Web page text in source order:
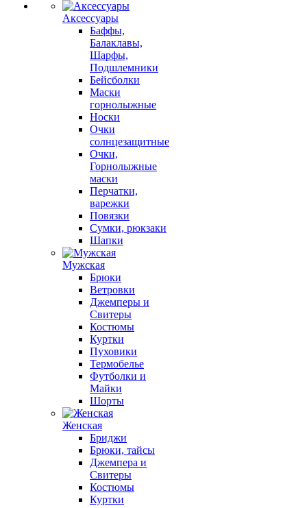
Аксессуары
Баффы,
Балаклавы,
Шарфы,
Подшлемники
Бейсболки
Маски
горнолыжные
Носки
Очки
солнцезащитные
Очки,
Горнолыжные
маски
Перчатки,
варежки
Повязки
Сумки, рюкзаки
Шапки
Мужская
Брюки
Ветровки
Джемперы и
Свитеры
Костюмы
Куртки
Пуховики
Термобелье
Футболки и
Майки
Шорты
Женская
Бриджи
Брюки, тайсы
Джемпера и
Свитеры
Костюмы
Куртки